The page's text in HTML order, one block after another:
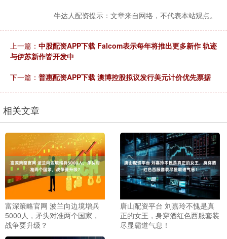
牛达人配资提示：文章来自网络，不代表本站观点。
上一篇： 中股配资APP下载 Falcom表示每年将推出更多新作 轨迹
与伊苏新作皆开发中
下一篇： 普惠配资APP下载 澳博控股拟议发行美元计价优先票据
相关文章
富深策略官网 波兰向边境增兵
5000人，矛头对准两个国家，
战争要升级？
唐山配资平台 刘嘉玲不愧是真
正的女王，身穿酒红色西服套装
尽显霸道气息！